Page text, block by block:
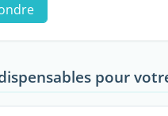
pour